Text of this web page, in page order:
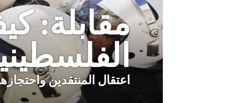
مقابلة:
اعتقال المنتقدين